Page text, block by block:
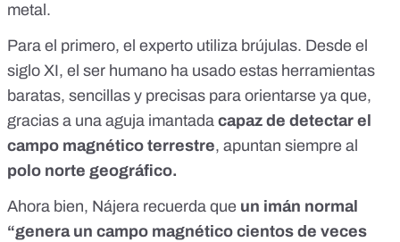
metal.
Para el primero, el experto utiliza brújulas. Desde el
siglo XI, el ser humano ha usado estas herramientas
baratas, sencillas y precisas para orientarse ya que,
gracias a una aguja imantada capaz de detectar el
campo magnético terrestre, apuntan siempre al
polo norte geográfico.
Ahora bien, Nájera recuerda que un imán normal
“genera un campo magnético cientos de veces